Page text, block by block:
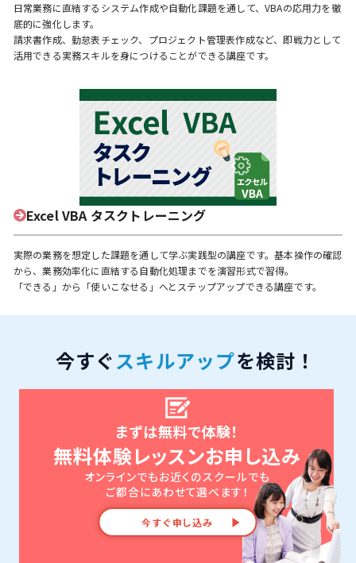
日常業務に直結するシステム作成や自動化課題を通して、VBAの応用力を徹
底的に強化します。
請求書作成、勤怠表チェック、プロジェクト管理表作成など、即戦力として
活用できる実務スキルを身につけることができる講座です。
Excel VBA タスクトレーニング
実際の業務を想定した課題を通して学ぶ実践型の講座です。基本操作の確認
から、業務効率化に直結する自動化処理までを演習形式で習得。
「できる」から「使いこなせる」へとステップアップできる講座です。
今すぐスキルアップを検討！
まずは無料で体験！
無料体験レッスンお申し込み
オンラインでもお近くのスクールでも
ご都合にあわせて選べます！
今すぐ申し込み